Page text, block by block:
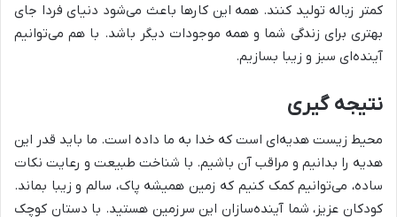
کمتر زباله تولید کنند. همه این کارها باعث می‌شود دنیای فردا جای
بهتری برای زندگی شما و همه موجودات دیگر باشد. با هم می‌توانیم
آینده‌ای سبز و زیبا بسازیم.
نتیجه گیری
محیط زیست هدیه‌ای است که خدا به ما داده است. ما باید قدر این
هدیه را بدانیم و مراقب آن باشیم. با شناخت طبیعت و رعایت نکات
ساده، می‌توانیم کمک کنیم که زمین همیشه پاک، سالم و زیبا بماند.
کودکان عزیز، شما آینده‌سازان این سرزمین هستید. با دستان کوچک